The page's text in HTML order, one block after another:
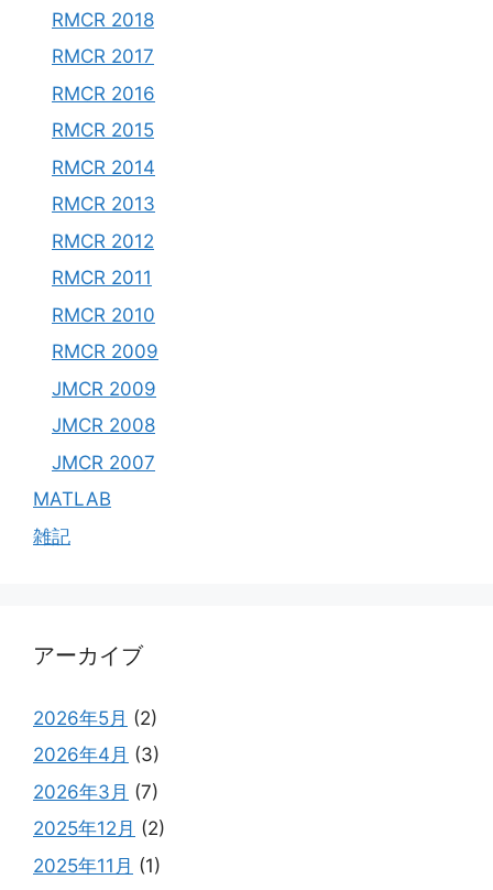
RMCR 2018
RMCR 2017
RMCR 2016
RMCR 2015
RMCR 2014
RMCR 2013
RMCR 2012
RMCR 2011
RMCR 2010
RMCR 2009
JMCR 2009
JMCR 2008
JMCR 2007
MATLAB
雑記
アーカイブ
2026年5月 (2)
2026年4月 (3)
2026年3月 (7)
2025年12月 (2)
2025年11月 (1)